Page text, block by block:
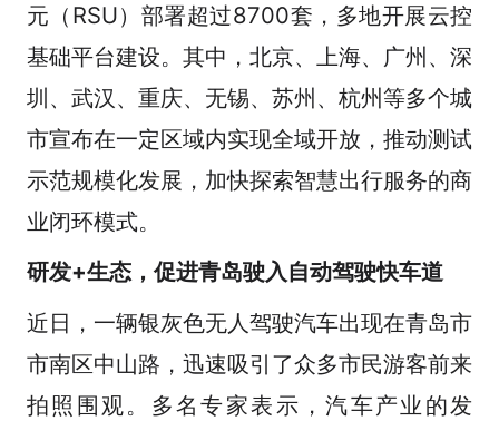
元（RSU）部署超过8700套，多地开展云控
基础平台建设。其中，北京、上海、广州、深
圳、武汉、重庆、无锡、苏州、杭州等多个城
市宣布在一定区域内实现全域开放，推动测试
示范规模化发展，加快探索智慧出行服务的商
业闭环模式。
研发+生态，促进青岛驶入自动驾驶快车道
近日，一辆银灰色无人驾驶汽车出现在青岛市
市南区中山路，迅速吸引了众多市民游客前来
拍照围观。多名专家表示，汽车产业的发